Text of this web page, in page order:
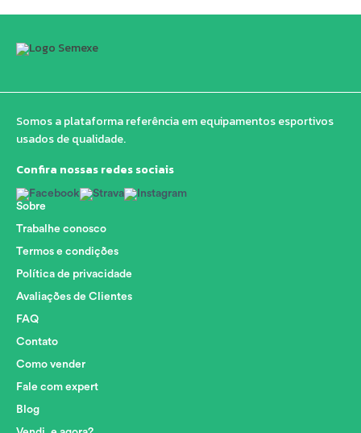
Somos a plataforma referência em equipamentos esportivos
usados de qualidade.
Confira nossas redes sociais
Sobre
Trabalhe conosco
Termos e condições
Política de privacidade
Avaliações de Clientes
FAQ
Contato
Como vender
Fale com expert
Blog